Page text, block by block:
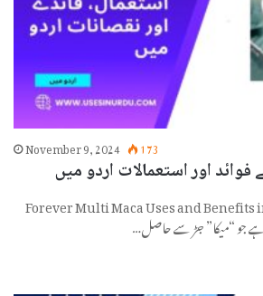
November 9, 2024 173
فوائد اور استعمالات اردو میں
Forever Multi Maca Uses and